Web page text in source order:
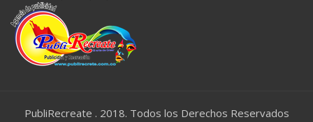
PubliRecreate . 2018. Todos los Derechos Reservados